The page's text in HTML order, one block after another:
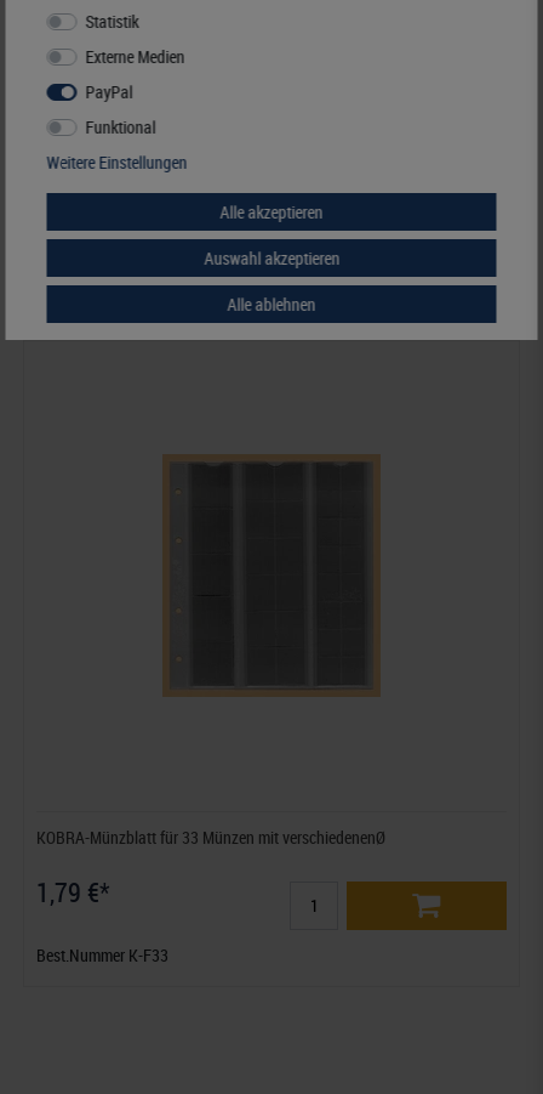
KOBRA-Münzalbum, schwarz, 230 x 220 mm
24,90 €*
Ähnliche Artikel
KOBRA-Münzblatt für 33 Münzen mit verschiedenenØ
1,79 €*
Best.Nummer K-F33
Statistik
Externe Medien
PayPal
Funktional
Weitere Einstellungen
Alle akzeptieren
Auswahl akzeptieren
Alle ablehnen